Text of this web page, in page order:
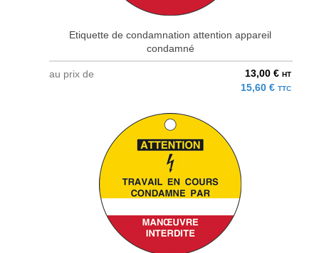
Etiquette de condamnation attention appareil
condamné
au prix de 13,00 € HT
15,60 € TTC